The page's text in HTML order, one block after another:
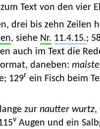
Text von den vier
drei bis zehn Zeilen
, siehe Nr. 11.4.15.;
auch im Text die
daneben:
129r ein Fisch beim
zur nautter wurtz,
v Augen und ein